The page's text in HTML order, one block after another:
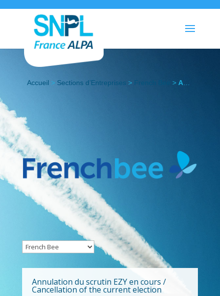
Accueil > Sections d’Entreprises > French Bee > Actualités
Annulation du scrutin EZY en cours /
Cancellation of the current election